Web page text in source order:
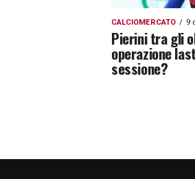
CALCIOMERCATO 9
Pierini tra gli
operazione
sessione?